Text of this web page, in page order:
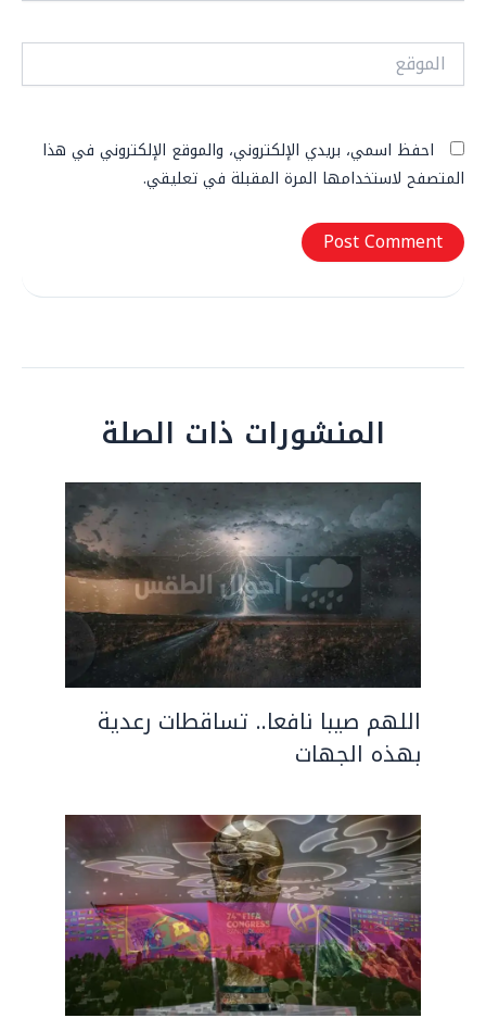
الموقع
احفظ اسمي، بريدي الإلكتروني، والموقع الإلكتروني في هذا
المتصفح لاستخدامها المرة المقبلة في تعليقي.
المنشورات ذات الصلة
اللهم صيبا نافعا.. تساقطات رعدية
بهذه الجهات